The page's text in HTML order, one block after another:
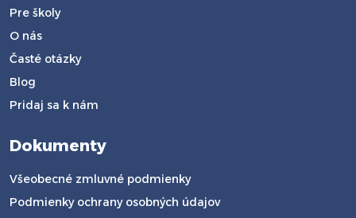
Pre školy
O nás
Časté otázky
Blog
Pridaj sa k nám
Dokumenty
Všeobecné zmluvné podmienky
Podmienky ochrany osobných údajov